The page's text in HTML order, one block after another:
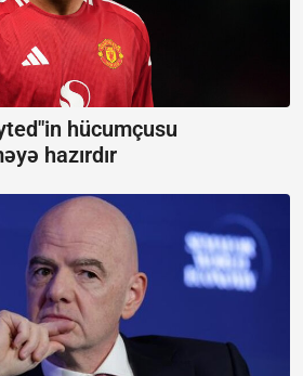
hücumçusu
hazırdır